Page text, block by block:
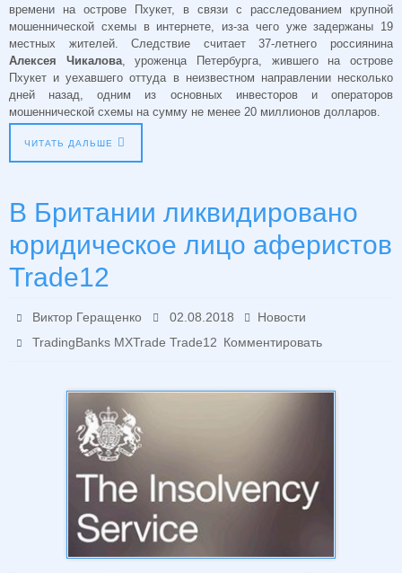
времени на острове Пхукет, в связи с расследованием крупной
мошеннической схемы в интернете, из-за чего уже задержаны 19
местных жителей. Следствие считает 37-летнего россиянина
Алексея Чикалова, уроженца Петербурга, жившего на острове
Пхукет и уехавшего оттуда в неизвестном направлении несколько
дней назад, одним из основных инвесторов и операторов
мошеннической схемы на сумму не менее 20 миллионов долларов.
ЧИТАТЬ ДАЛЬШЕ
В Британии ликвидировано
юридическое лицо аферистов
Trade12
Виктор Геращенко 02.08.2018
Новости
TradingBanks MXTrade Trade12 Комментировать